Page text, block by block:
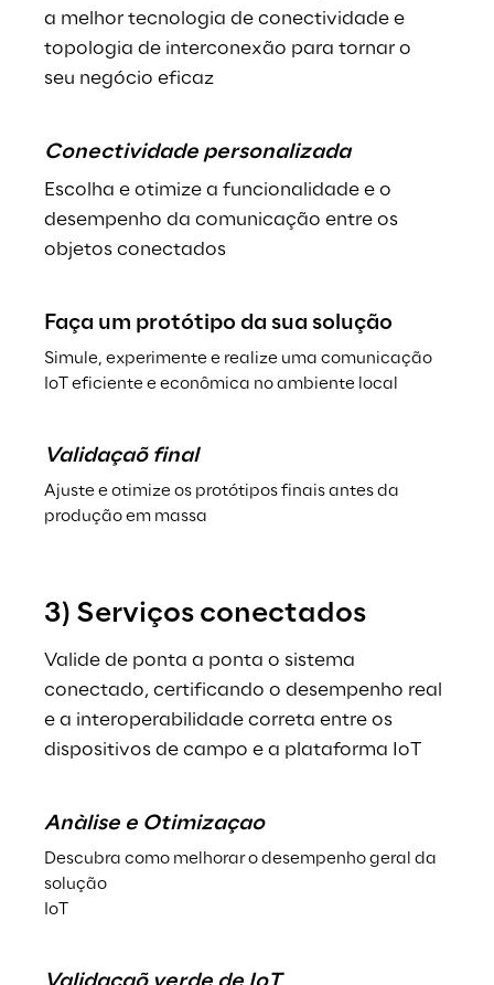
a melhor tecnologia de conectividade e
topologia de interconexão para tornar o
seu negócio eficaz
Conectividade personalizada
Escolha e otimize a funcionalidade e o
desempenho da comunicação entre os
objetos conectados
Faça um protótipo da sua solução
Simule, experimente e realize uma comunicação
IoT eficiente e econômica no ambiente local
Validaçaõ final
Ajuste e otimize os protótipos finais antes da
produção em massa
3) Serviços conectados
Valide de ponta a ponta o sistema
conectado, certificando o desempenho real
e a interoperabilidade correta entre os
dispositivos de campo e a plataforma IoT
Anàlise e Otimizaçao
Descubra como melhorar o desempenho geral da
solução
IoT